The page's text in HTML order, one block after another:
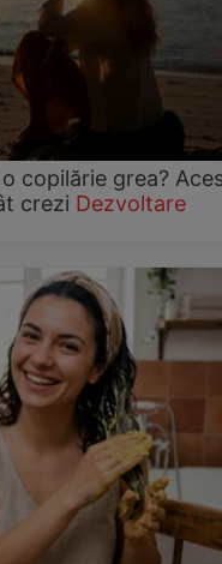
copilărie grea?
crezi Dezvoltare